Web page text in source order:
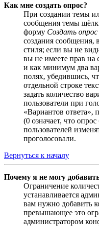
Как мне создать опрос?
При создании темы
сообщения темы
форму Создать опрос
создания сообщения,
стиля; если вы не
вы не имеете прав на
и как минимум два
полях, убедившись,
отдельной строке
задать количество
пользователи при
«Вариантов ответа»,
(0 означает, что
пользователей
проголосовали.
Вернуться к началу
Почему я не могу
Ограничение
устанавливается
вам нужно добавить
превышающее это
администратором